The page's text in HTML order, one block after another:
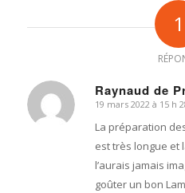
1
Raynaud de
dit
:
19 mars 2022 à 15 h
La préparation
est très longue et
l’aurais jamais
goûter un bon